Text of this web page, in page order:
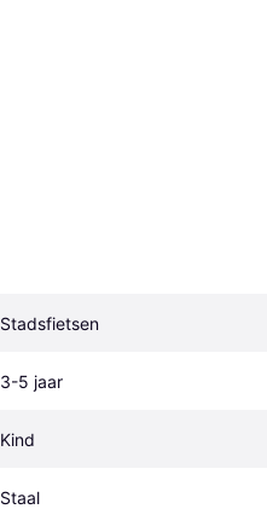
Stadsfietsen
3-5 jaar
Kind
Staal